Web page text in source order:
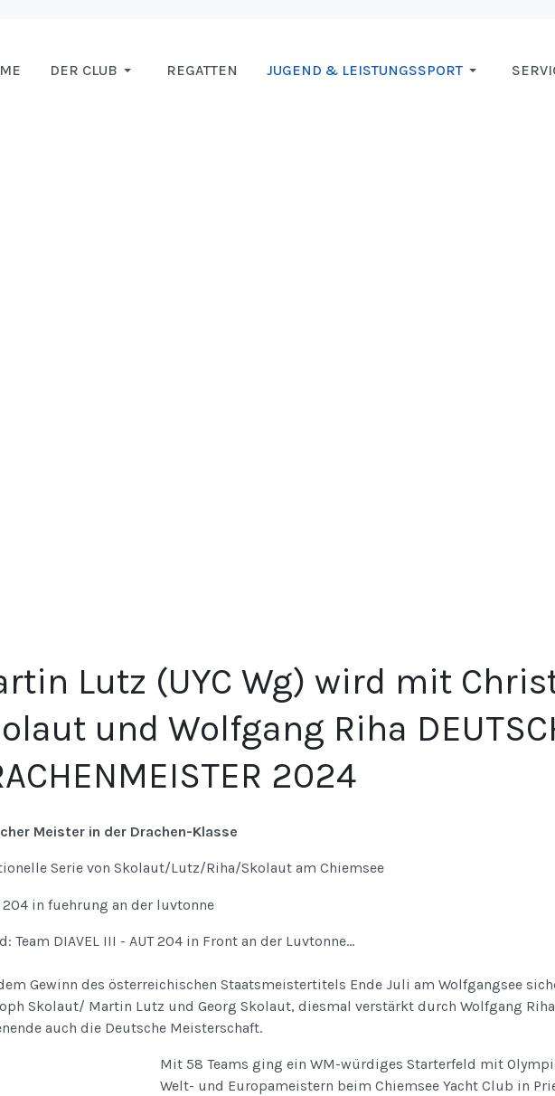
DER CLUB REGATTEN JUGEND & LEISTUNGSSPORT
Lutz (UYC Wg) wird mit
und Wolfgang Riha
2024
Meister in der Drachen-Klasse
Serie von Skolaut/Lutz/Riha/Skolaut am Chiemsee
Team DIAVEL III - AUT 204 in Front an der Luvtonne...
Gewinn des österreichischen Staatsmeistertitels Ende Juli am Wolfgangsee
Skolaut/ Martin Lutz und Georg Skolaut, diesmal verstärkt durch Wolfgang
auch die Deutsche Meisterschaft.
Mit 58 Teams ging ein WM-würdiges Starterfeld mit
Welt- und Europameistern beim Chiemsee Yacht Club in